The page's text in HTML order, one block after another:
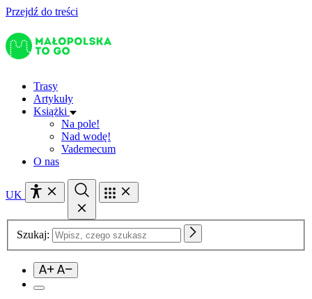
Przejdź do treści
Trasy
Artykuły
Książki
Na pole!
Nad wodę!
Vademecum
O nas
UK
Szukaj: